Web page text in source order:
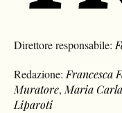
Direttore responsabile:
Redazione: Francesca
Muratore, Maria
Liparoti